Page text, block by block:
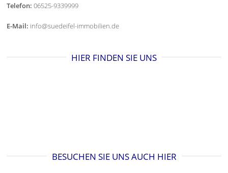
Telefon: 06525-9339999
E-Mail: info@suedeifel-immobilien.de
HIER FINDEN SIE UNS
BESUCHEN SIE UNS AUCH HIER